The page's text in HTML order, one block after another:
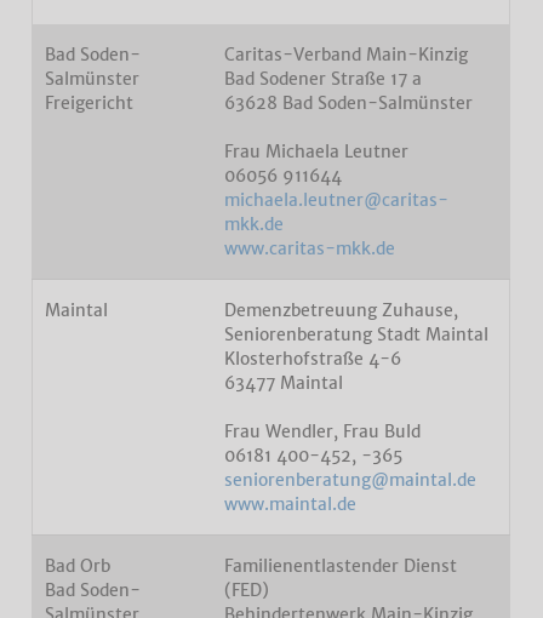
Bad Soden-
Salmünster
Freigericht
Caritas-Verband Main-Kinzig
Bad Sodener Straße 17 a
63628 Bad Soden-Salmünster
Frau Michaela Leutner
06056 911644
michaela.leutner@caritas-
mkk.de
www.caritas-mkk.de
Maintal
Demenzbetreuung Zuhause,
Seniorenberatung Stadt Maintal
Klosterhofstraße 4-6
63477 Maintal
Frau Wendler, Frau Buld
06181 400-452, -365
seniorenberatung@maintal.de
www.maintal.de
Bad Orb
Bad Soden-
Familienentlastender Dienst
(FED)